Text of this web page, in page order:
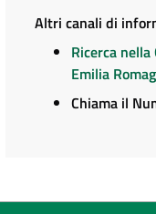
Altri canali di
Ricerca
Emilia
Chiama il